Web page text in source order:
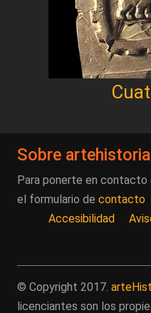
Sobre
Para ponerte en contacto
el formulario de contacto
Accesibilidad
© Copyright 2017.
licenciantes son los